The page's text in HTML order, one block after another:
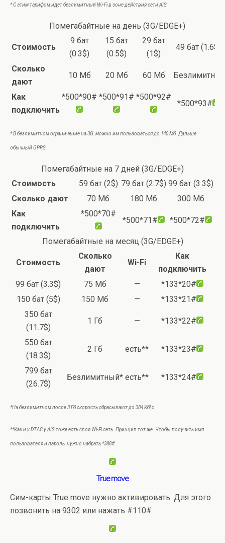
* С этим тарифом идет безлимитный Wi-Fi в зоне действия сети AIS
Помегабайтные на день (3G/EDGE+)
Стоимость
9 бат
(0.3$)
15 бат
(0.5$)
29 бат
(1$)
49 бат (1.6$)
Сколько
дают
10 Мб 20 Мб 60 Мб Безлимитно*
Как
подключить
*500*90# *500*91# *500*92#
*500*93#
* В безлимитном ограничение на 3G: можно им пользоваться до 140 Мб. Дальше
обычный GPRS.
Помегабайтные на 7 дней (3G/EDGE+)
Стоимость
59 бат (2$) 79 бат (2.7$) 99 бат (3.3$)
Сколько дают
70 Мб 180 Мб
300 Мб
Как
подключить
*500*70#
*500*71# *500*72#
Помегабайтные на месяц (3G/EDGE+)
Стоимость
Сколько
дают
Wi-Fi
Как
подключить
99 бат (3.3$)
75 Мб —
*133*20#
150 бат (5$)
150 Мб —
*133*21#
350 бат
(11.7$)
1 Гб — *133*22#
550 бат
(18.3$)
2 Гб есть** *133*23#
799 бат
(26.7$)
Безлимитный* есть** *133*24#
*На безлимитном после 3 Гб скорость сбрасывают до 384 Кб\с
**Как и у DTAC у AIS тоже есть своя Wi-Fi сеть. Принцип тот же. Чтобы получить имя
пользователя и пароль, нужно набрать *388#
True move
Сим-карты True move нужно активировать. Для этого
позвонить на 9302 или нажать #110#